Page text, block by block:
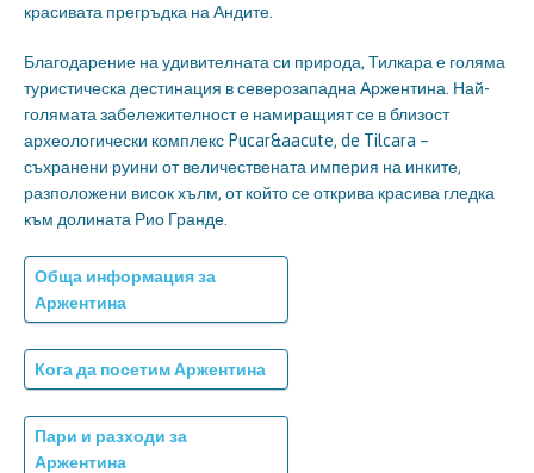
красивата прегръдка на Андите.
Благодарение на удивителната си природа, Тилкара е голяма
туристическа дестинация в северозападна Аржентина. Най-
голямата забележителност е намиращият се в близост
археологически комплекс Pucar&aacute, de Tilcara –
съхранени руини от величествената империя на инките,
разположени висок хълм, от който се открива красива гледка
към долината Рио Гранде.
Обща информация за
Аржентина
Кога да посетим Аржентина
Пари и разходи за
Аржентина